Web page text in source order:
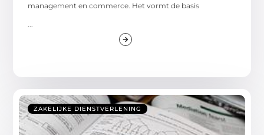
management en commerce. Het vormt de basis
...
ZAKELIJKE DIENSTVERLENING